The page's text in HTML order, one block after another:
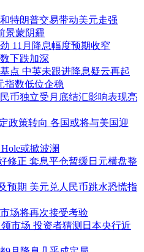
特朗普交易带动美元走强
景蒙阴霾
11月降息幅度预期收窄
下跌加深
点 中英未跟进降息疑云再起
指数低位企稳
币独立受月底结汇影响表现亮
政策转向 各国或将与美国迎
或掀波澜
修正 套息平仓暂缓日元横盘整
预期 美元兑人民币跳水恐慌指
场将再次接受考验
市场 投资者猜测日本央行近